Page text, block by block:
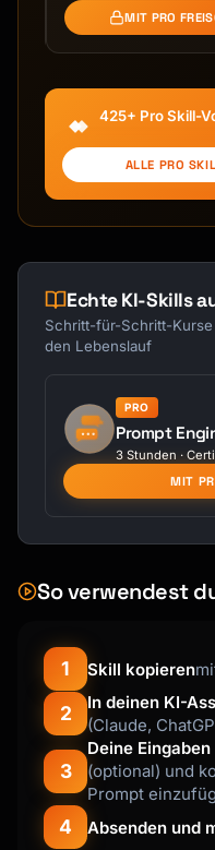
### Background
- **Origin**: Where
relationships
- **Formative
shaped them
- **Education/
- **Current
vocabulary
- **Catchphrases**:
- **Body
## Output Format
```
**Concept**: [One-
**Archetype**:
## Vital Statistics
[Physical details
## Personality
[Detailed
## Background
[Origin story and
verlassen ohne
beschädigen oder
MIT PRO
425+ Pro Skill-
ALLE PRO
Echte KI-Skills
Schritt-für-Schritt-
den Lebenslauf
PRO
Prompt
3 Stunden ·
MIT
So verwendest
1 Skill kopieren
2
In deinen KI-
(Claude,
3
Deine
(optional) und
Prompt
4 Absenden und